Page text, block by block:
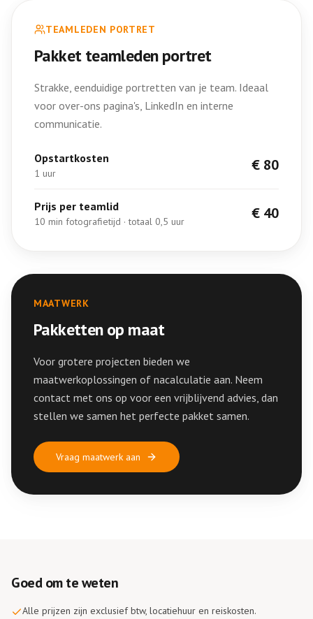
TEAMLEDEN PORTRET
Pakket teamleden portret
Strakke, eenduidige portretten van je team. Ideaal
voor over-ons pagina's, LinkedIn en interne
communicatie.
Opstartkosten
1 uur € 80
Prijs per teamlid
10 min fotografietijd · totaal 0,5 uur € 40
MAATWERK
Pakketten op maat
Voor grotere projecten bieden we
maatwerkoplossingen of nacalculatie aan. Neem
contact met ons op voor een vrijblijvend advies, dan
stellen we samen het perfecte pakket samen.
Vraag maatwerk aan
Goed om te weten
Alle prijzen zijn exclusief btw, locatiehuur en reiskosten.